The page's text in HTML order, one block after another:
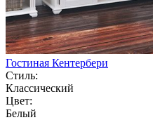
Гостиная Кентербери
Стиль:
Классический
Цвет:
Белый